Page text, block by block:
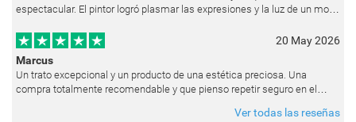
espectacular. El pintor logró plasmar las expresiones y la luz de un modo
20 May 2026
Marcus
Un trato excepcional y un producto de una estética preciosa. Una
compra totalmente recomendable y que pienso repetir seguro en el
Ver todas las reseñas